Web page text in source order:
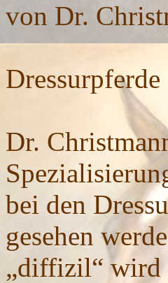
von Dr.
Dr.
bei den
gesehen
„diffizil“ wird